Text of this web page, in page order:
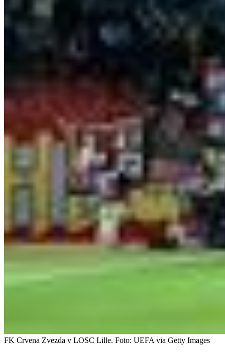
FK Crvena Zvezda v LOSC Lille. Foto: UEFA via Getty Images